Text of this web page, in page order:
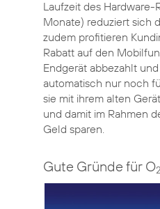
Laufzeit des Hardware-
Monate) reduziert sich
zudem profitieren
Rabatt auf den
Endgerät abbezahlt
automatisch nur noch
sie mit ihrem alten
und damit im Rahmen
Geld sparen.
Gute Gründe für O2